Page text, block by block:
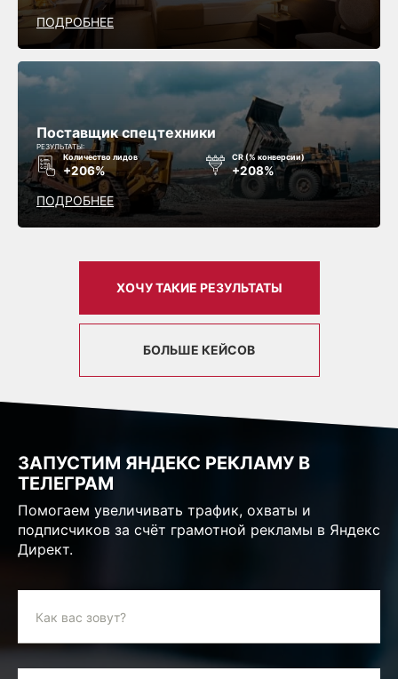
ПОДРОБНЕЕ
Поставщик спецтехники
РЕЗУЛЬТАТЫ:
Количество лидов
+206%
CR (% конверсии)
+208%
ПОДРОБНЕЕ
ХОЧУ ТАКИЕ РЕЗУЛЬТАТЫ
БОЛЬШЕ КЕЙСОВ
ЗАПУСТИМ ЯНДЕКС РЕКЛАМУ В
ТЕЛЕГРАМ
Помогаем увеличивать трафик, охваты и
подписчиков за счёт грамотной рекламы в Яндекс
Директ.
Как вас зовут?